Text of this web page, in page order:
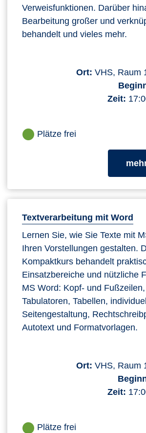
Verweisfunktionen. Darüber
Bearbeitung großer und
behandelt und vieles mehr.
Ort: VHS, Raum
Zeit:
Plätze frei
Textverarbeitung mit Word
Lernen Sie, wie Sie Texte mit
Ihren Vorstellungen gestalten.
Kompaktkurs behandelt
Einsatzbereiche und nützliche
MS Word: Kopf- und
Tabulatoren, Tabellen,
Seitengestaltung,
Autotext und Formatvorlagen.
Ort: VHS, Raum
Zeit:
Plätze frei